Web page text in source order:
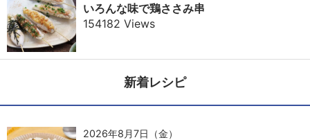
いろんな味で鶏ささみ串
154182 Views
新着レシピ
2026年8月7日（金）